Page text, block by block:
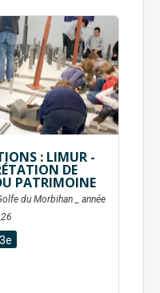
: LIMUR -
DE
PATRIMOINE
du Morbihan _ année
3e